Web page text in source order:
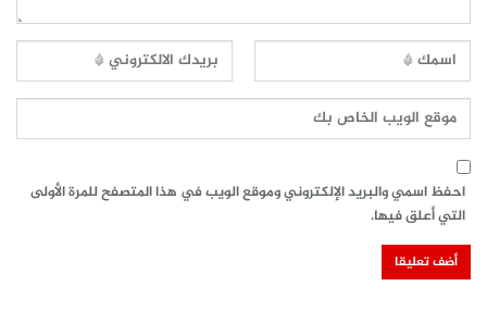
احفظ اسمي والبريد الإلكتروني وموقع الويب في هذا المتصفح للمرة الأولى
التي أعلق فيها.